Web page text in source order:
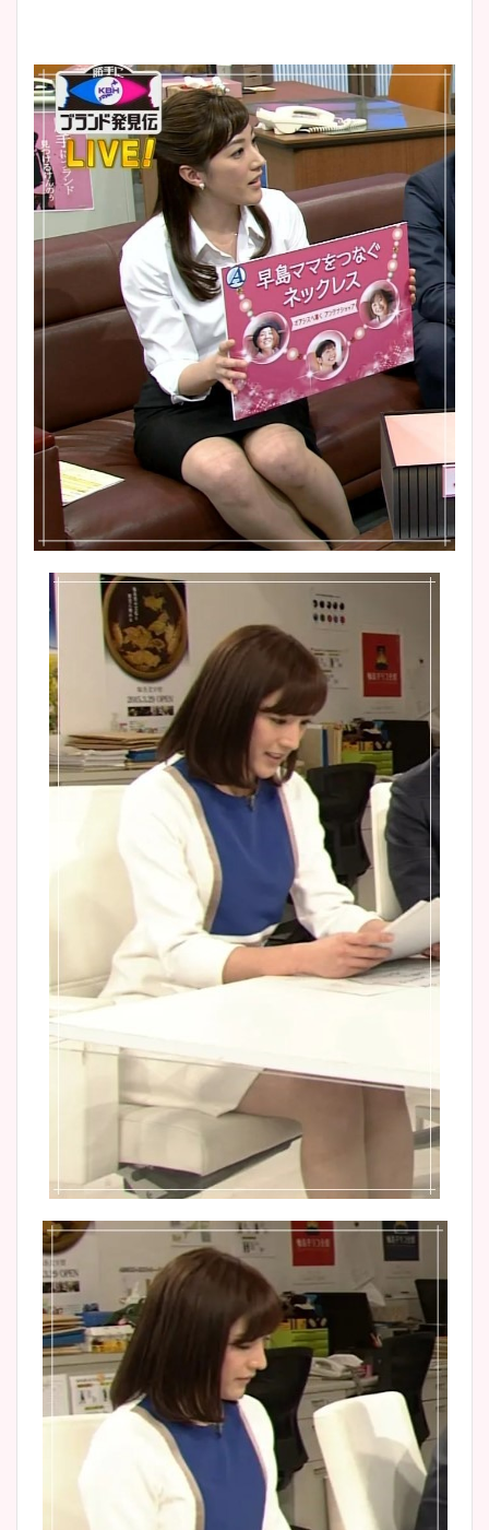
安藤萌々アナのカップ画像や
ニット衣装まとめ！美足の筋
肉も凄い！
鈴木唯の太ってた時の体重が
ヤバすぎww原因や痩せたダ
イエット方は？昔と現在を画
像比較！
豊島実季アナのカップ画像ま
とめ！美脚や水着姿に年齢も
調査！
宇賀神メグアナのニット画像
まとめ！足も美脚でカップも
池谷実悠アナのメガネ画像が
かわいい！カップや水着姿も
まとめた！